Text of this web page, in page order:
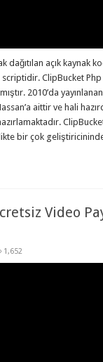
dağıtılan açık kaynak
ClipBucket Php
2010’da
aittir ve hali
bir çok
Video
1,652